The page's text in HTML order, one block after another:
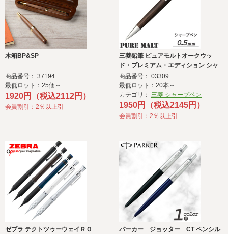
木箱BP&SP
商品番号： 37194
最低ロット：25個～
1920円（税込2112円）
会員割引：2％以上引
三菱鉛筆 ピュアモルトオークウッ
ド・プレミアム・エディション シャ
ープペン
商品番号： 03309
最低ロット：20本～
カテゴリ： 三菱 シャープペン
1950円（税込2145円）
会員割引：2％以上引
ゼブラ テクトツゥーウェイＲＯ
パーカー ジョッター CT ペンシル